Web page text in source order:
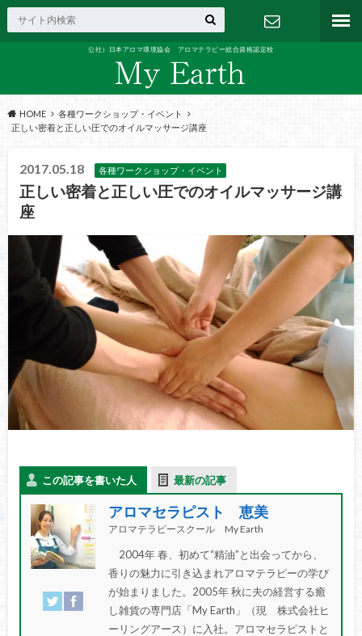
公社）日本アロマ環境協会 アロマテラピー総合資格認定校
HOME
各種ワークショップ・イベント
正しい密着と正しい圧でのオイルマッサージ講座
2017.05.18 各種ワークショップ・イベント
正しい密着と正しい圧でのオイルマッサージ講
座
この記事を書いた人 最新の記事
アロマセラピスト 恵美
アロマテラピースクール My Earth
2004年 春、初めて“精油”と出会ってから、
香りの魅力に引き込まれアロマテラピーの学び
が始まりました。2005年 秋に夫の経営する癒
し雑貨の専門店「My Earth」（現 株式会社ヒ
ーリングアース）に入社。アロマセラピストと